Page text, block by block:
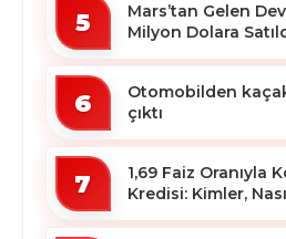
5
Mars’tan Gelen
Milyon Dolara
6
Otomobilden
çıktı
7
1,69 Faiz Oranıyla
Kredisi: Kimler,